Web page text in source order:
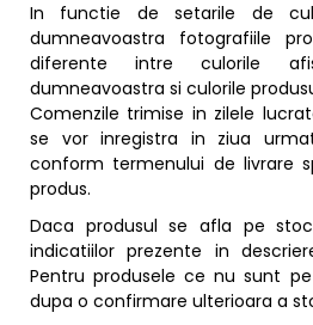
In functie de setarile de
dumneavoastra fotografiile
diferente intre culorile
dumneavoastra si culorile
Comenzile trimise in zilele
se vor inregistra in ziua
conform termenului de livrare
produs.
Daca produsul se afla pe
indicatiilor prezente in
Pentru produsele ce nu sunt
dupa o confirmare ulterioara a